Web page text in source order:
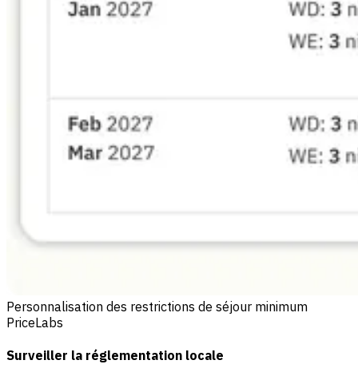
Personnalisation des restrictions de séjour minimum
PriceLabs
Surveiller la réglementation locale